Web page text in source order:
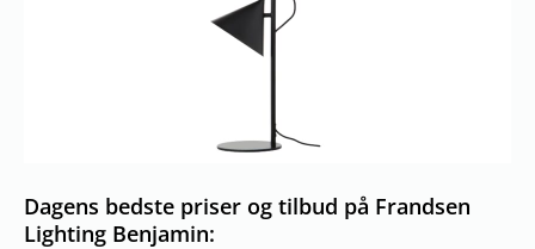
Dagens bedste priser og tilbud på Frandsen
Lighting Benjamin: